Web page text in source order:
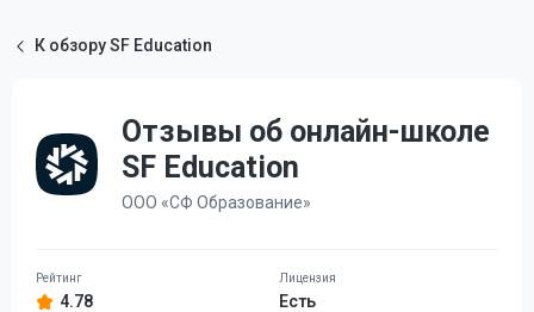
К обзору SF Education
Отзывы об онлайн-школе
SF Education
ООО «СФ Образование»
4.78 Есть